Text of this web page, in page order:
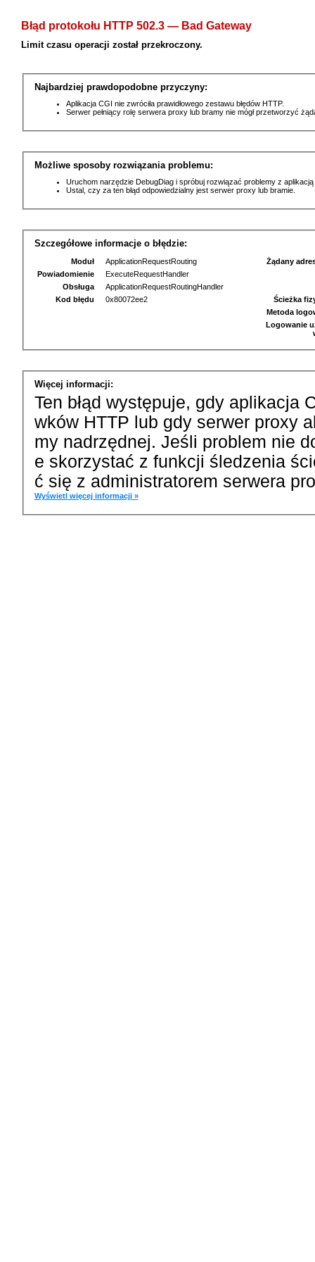
Błąd protokołu HTTP 502.3 — Bad Gateway
Limit czasu operacji został przekroczony.
Najbardziej prawdopodobne przyczyny:
Aplikacja CGI nie zwróciła prawidłowego zestawu błędów HTTP.
Serwer pełniący rolę serwera proxy lub bramy nie mógł przetworzyć
Możliwe sposoby rozwiązania problemu:
Uruchom narzędzie DebugDiag i spróbuj rozwiązać problemy z
Ustal, czy za ten błąd odpowiedzialny jest serwer proxy lub bramie.
Szczegółowe informacje o błędzie:
Moduł
ApplicationRequestRouting
Powiadomienie
ExecuteRequestHandler
Obsługa
ApplicationRequestRoutingHandler
Kod błędu
0x80072ee2
Żądany
Ścieżka
Metoda
Logowanie
Więcej informacji:
Ten błąd występuje, gdy aplikacja
wków HTTP lub gdy serwer proxy
my nadrzędnej. Jeśli problem nie
e skorzystać z funkcji śledzenia
ć się z administratorem serwera
Wyświetl więcej informacji »